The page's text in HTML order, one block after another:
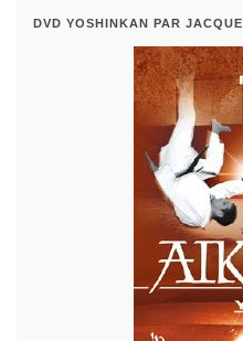
DVD YOSHINKAN PAR